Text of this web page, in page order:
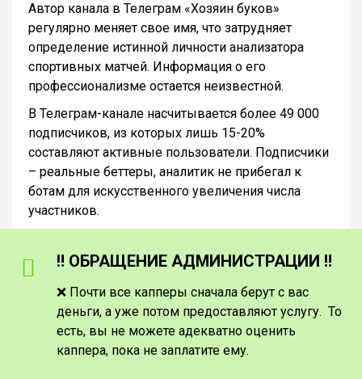
Автор канала в Телеграм «Хозяин буков»
регулярно меняет свое имя, что затрудняет
определение истинной личности анализатора
спортивных матчей. Информация о его
профессионализме остается неизвестной.
В Телеграм-канале насчитывается более 49 000
подписчиков, из которых лишь 15-20%
составляют активные пользователи. Подписчики
– реальные беттеры, аналитик не прибегал к
ботам для искусственного увеличения числа
участников.
‼️ ОБРАЩЕНИЕ АДМИНИСТРАЦИИ ‼️
❌ Почти все капперы сначала берут с вас
деньги, а уже потом предоставляют услугу. То
есть, вы не можете адекватно оценить
каппера, пока не заплатите ему.